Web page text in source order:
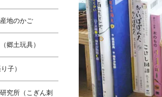
地のかご
郷土玩具）
子）
究所（こぎん刺